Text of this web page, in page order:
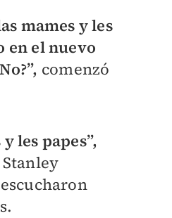
mames y les
en el nuevo
comenzó
les papes”,